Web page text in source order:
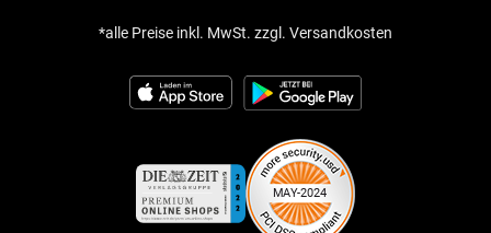
*alle Preise inkl. MwSt. zzgl. Versandkosten